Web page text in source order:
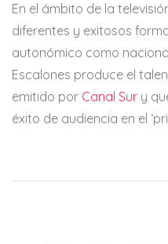
En el ámbito de la
diferentes y exitosos
autonómico como
Escalones produce el
emitido por Canal Sur y
éxito de audiencia en el